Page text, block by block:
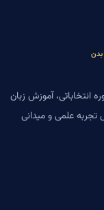
بدن
انتخاباتی، آموزش زبان
و برندسازی شخصی با بیش از ۳۰ سال تجربه علمی و میدانی